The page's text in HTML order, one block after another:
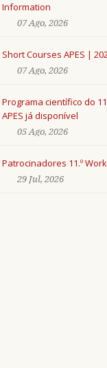
Information
07 Ago, 2026
Short Courses APES |
07 Ago, 2026
Programa científico do
APES já disponível
05 Ago, 2026
Patrocinadores 11.º
29 Jul, 2026